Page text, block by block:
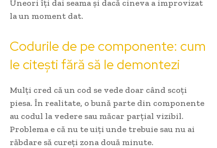
Uneori îți dai seama și dacă cineva a improvizat
la un moment dat.
Codurile de pe componente: cum
le citești fără să le demontezi
Mulți cred că un cod se vede doar când scoți
piesa. În realitate, o bună parte din componente
au codul la vedere sau măcar parțial vizibil.
Problema e că nu te uiți unde trebuie sau nu ai
răbdare să cureți zona două minute.